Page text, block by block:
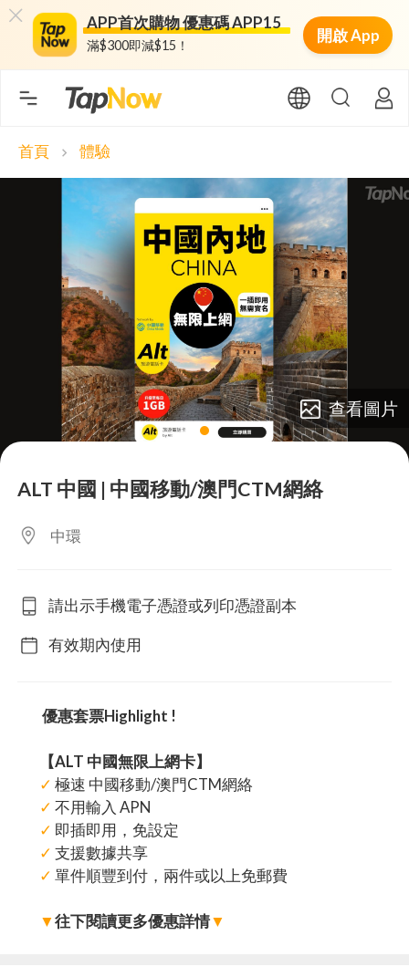
APP首次購物 優惠碼 APP15
滿$300即減$15！
開啟 App
首頁 chevron_right 體驗
lens
查看圖片
ALT 中國 | 中國移動/澳門CTM網絡
中環
請出示手機電子憑證或列印憑證副本
有效期內使用
優惠套票Highlight !
【ALT 中國無限上網卡】
✓ 極速 中國移動/澳門CTM網絡
✓ 不用輸入 APN
✓ 即插即用，免設定
✓ 支援數據共享
✓ 單件順豐到付，兩件或以上免郵費
▼往下閱讀更多優惠詳情▼